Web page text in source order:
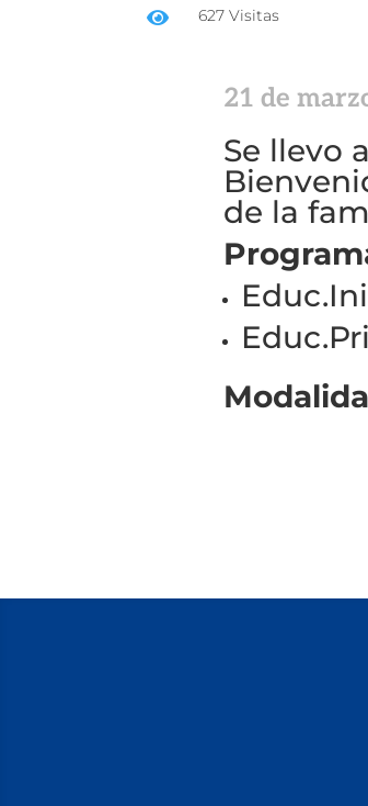
 627 Visitas
21 de
Se llevo
de la